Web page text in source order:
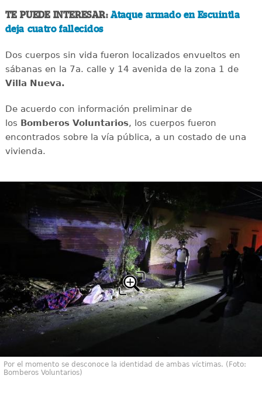
TE PUEDE INTERESAR:Ataque armado en Escuintla
deja cuatro fallecidos
Dos cuerpos sin vida fueron localizados envueltos en
sábanas en la 7a. calle y 14 avenida de la zona 1 de
Villa Nueva.
De acuerdo con información preliminar de
los Bomberos Voluntarios, los cuerpos fueron
encontrados sobre la vía pública, a un costado de una
vivienda.
Por el momento se desconoce la identidad de ambas víctimas. (Foto:
Bomberos Voluntarios)